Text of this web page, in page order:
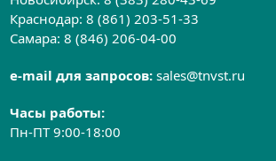
Краснодар:8 (861) 203-51-33
Самара:8 (846) 206-04-00
e-mail для запросов:sales@tnvst.ru
Часы работы:
Пн-ПТ 9:00-18:00